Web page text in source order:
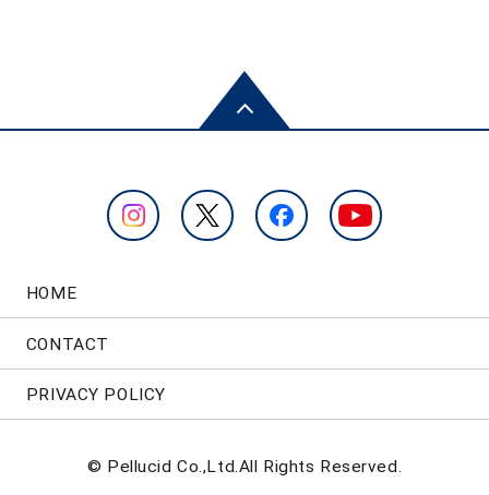
HOME
CONTACT
PRIVACY POLICY
© Pellucid Co.,Ltd.All Rights Reserved.